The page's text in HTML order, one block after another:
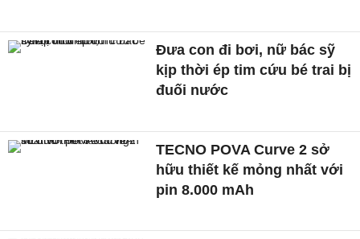
Đưa con đi bơi, nữ bác sỹ
kịp thời ép tim cứu bé trai bị
đuối nước
TECNO POVA Curve 2 sở
hữu thiết kế mỏng nhất với
pin 8.000 mAh